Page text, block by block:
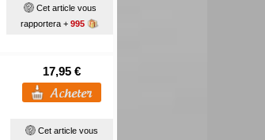
Cet article vous
rapportera + 995
17,95 €
Cet article vous